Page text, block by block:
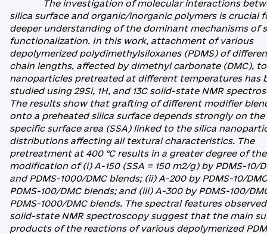
The investigation of molecular interactions
silica surface and organic/inorganic polymers is crucial
deeper understanding of the dominant mechanisms of
functionalization. In this work, attachment of various
depolymerized polydimethylsiloxanes (PDMS) of
chain lengths, affected by dimethyl carbonate (DMC),
nanoparticles pretreated at different temperatures has
studied using 29Si, 1H, and 13C solid-state NMR
The results show that grafting of different modifier
onto a preheated silica surface depends strongly on the
specific surface area (SSA) linked to the silica
distributions affecting all textural characteristics. The
pretreatment at 400 °C results in a greater degree of the
modification of (i) A-150 (SSA = 150 m2/g) by PDMS-10/
and PDMS-1000/DMC blends; (ii) A-200 by PDMS-10/
PDMS-100/DMC blends; and (iii) A-300 by PDMS-100/
PDMS-1000/DMC blends. The spectral features
solid-state NMR spectroscopy suggest that the main
products of the reactions of various depolymerized